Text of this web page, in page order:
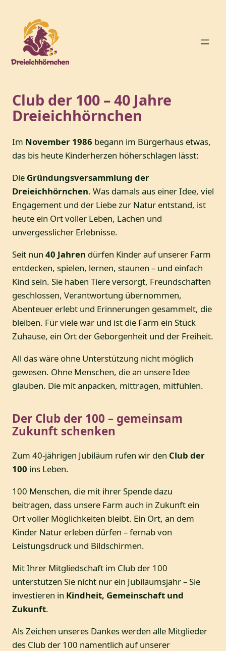
Inhalt
springen
Club der 100 – 40 Jahre
Dreieichhörnchen
Im November 1986 begann im Bürgerhaus etwas,
das bis heute Kinderherzen höherschlagen lässt:
Die Gründungsversammlung der
Dreieichhörnchen. Was damals aus einer Idee, viel
Engagement und der Liebe zur Natur entstand, ist
heute ein Ort voller Leben, Lachen und
unvergesslicher Erlebnisse.
Seit nun 40 Jahren dürfen Kinder auf unserer Farm
entdecken, spielen, lernen, staunen – und einfach
Kind sein. Sie haben Tiere versorgt, Freundschaften
geschlossen, Verantwortung übernommen,
Abenteuer erlebt und Erinnerungen gesammelt, die
bleiben. Für viele war und ist die Farm ein Stück
Zuhause, ein Ort der Geborgenheit und der Freiheit.
All das wäre ohne Unterstützung nicht möglich
gewesen. Ohne Menschen, die an unsere Idee
glauben. Die mit anpacken, mittragen, mitfühlen.
Der Club der 100 – gemeinsam
Zukunft schenken
Zum 40-jährigen Jubiläum rufen wir den Club der
100 ins Leben.
100 Menschen, die mit ihrer Spende dazu
beitragen, dass unsere Farm auch in Zukunft ein
Ort voller Möglichkeiten bleibt. Ein Ort, an dem
Kinder Natur erleben dürfen – fernab von
Leistungsdruck und Bildschirmen.
Mit Ihrer Mitgliedschaft im Club der 100
unterstützen Sie nicht nur ein Jubiläumsjahr – Sie
investieren in Kindheit, Gemeinschaft und
Zukunft.
Als Zeichen unseres Dankes werden alle Mitglieder
des Club der 100 namentlich auf unserer